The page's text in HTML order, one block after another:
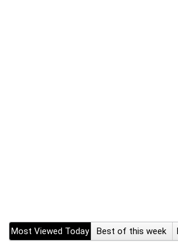
Most Viewed Today Best of this week